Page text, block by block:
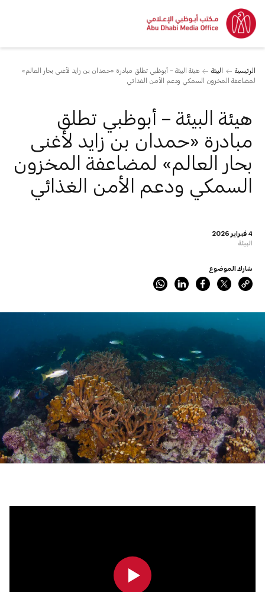
الرئيسية البيئة
هيئة البيئة – أبوظبي تطلق مبادرة «حمدان بن زايد لأغنى بحار العالم»
لمضاعفة المخزون السمكي ودعم الأمن الغذائي
4 فبراير 2026
البيئة
هيئة البيئة – أبوظبي تطلق
مبادرة «حمدان بن زايد لأغنى
بحار العالم» لمضاعفة المخزون
السمكي ودعم الأمن الغذائي
شارك الموضوع